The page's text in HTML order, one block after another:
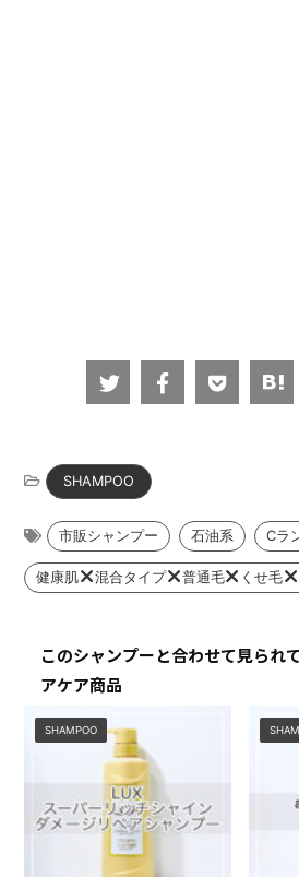
このシャンプーと合わせて見られ
アケア商品
SHAMPOO